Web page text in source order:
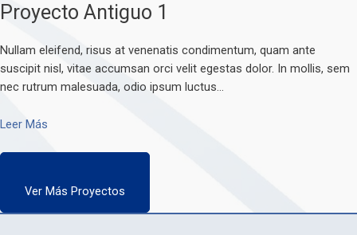
Proyecto Antiguo 1
Nullam eleifend, risus at venenatis condimentum, quam ante
suscipit nisl, vitae accumsan orci velit egestas dolor. In mollis, sem
nec rutrum malesuada, odio ipsum luctus…
Leer Más
Ver Más Proyectos